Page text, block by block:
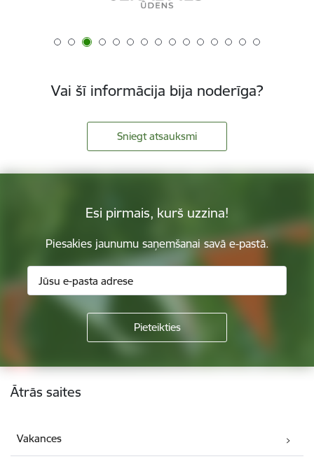
Vai šī informācija bija noderīga?
Sniegt atsauksmi
Esi pirmais, kurš uzzina!
Piesakies jaunumu saņemšanai savā e-pastā.
Kājene
Ātrās saites
Vakances